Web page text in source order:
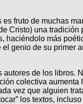
fruto de muchas
Cristo) una tradición
haciéndolo más
genio de su primer
de los libros.
colectiva
vez que alguien
los textos,